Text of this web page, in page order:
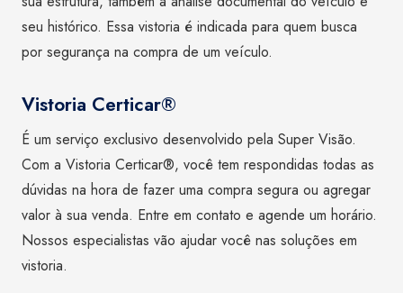
seu histórico. Essa vistoria é indicada para quem busca
por segurança na compra de um veículo.
Vistoria Certicar®
É um serviço exclusivo desenvolvido pela Super Visão.
Com a Vistoria Certicar®, você tem respondidas todas as
dúvidas na hora de fazer uma compra segura ou agregar
valor à sua venda. Entre em contato e agende um horário.
Nossos especialistas vão ajudar você nas soluções em
vistoria.